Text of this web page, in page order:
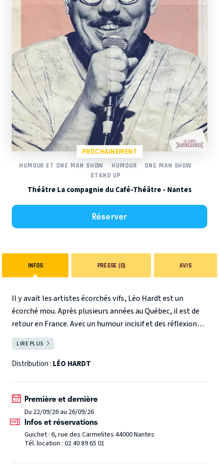
PROCHAINEMENT
HUMOUR ET ONE MAN SHOW HUMOUR
ONE MAN SHOW
STAND UP
Théâtre La compagnie du Café-Théâtre - Nantes
Réserver
INFOS PRESSE (0) AVIS
Il y avait les artistes écorchés vifs, Léo Hardt est un
écorché mou. Après plusieurs années au Québec, il est de
retour en France. Avec un humour incisif et des réflexions
pertinentes, Léo explore les facettes de l’humanité dans
un spectacle hilarant ! Récompensé par Alexandre Astier
au festival de Vébron et lauréat du prix du public au festival
célèbre youtubeur Amixem. Ah, et puis il a aussi été Papa
Noël, mais ça il vous en parlera.
LIRE PLUS
Distribution : LÉO HARDT
Première et dernière
Du 22/09/26 au 26/09/26
Infos et réservations
Guichet : 6, rue des Carmelites 44000 Nantes
Tél. location : 02 40 89 65 01